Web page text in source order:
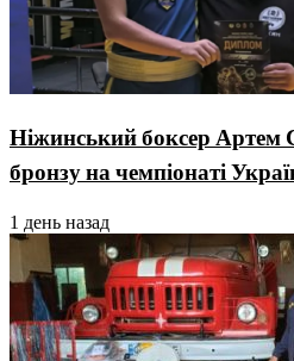
Ніжинський боксер Артем
бронзу на чемпіонаті
1 день назад